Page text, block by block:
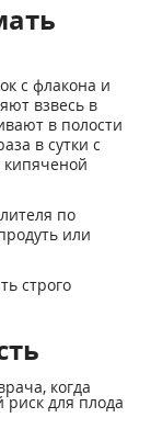
с флакона и
взвесь в
в полости
в сутки с
по
или
строго
когда
для плода